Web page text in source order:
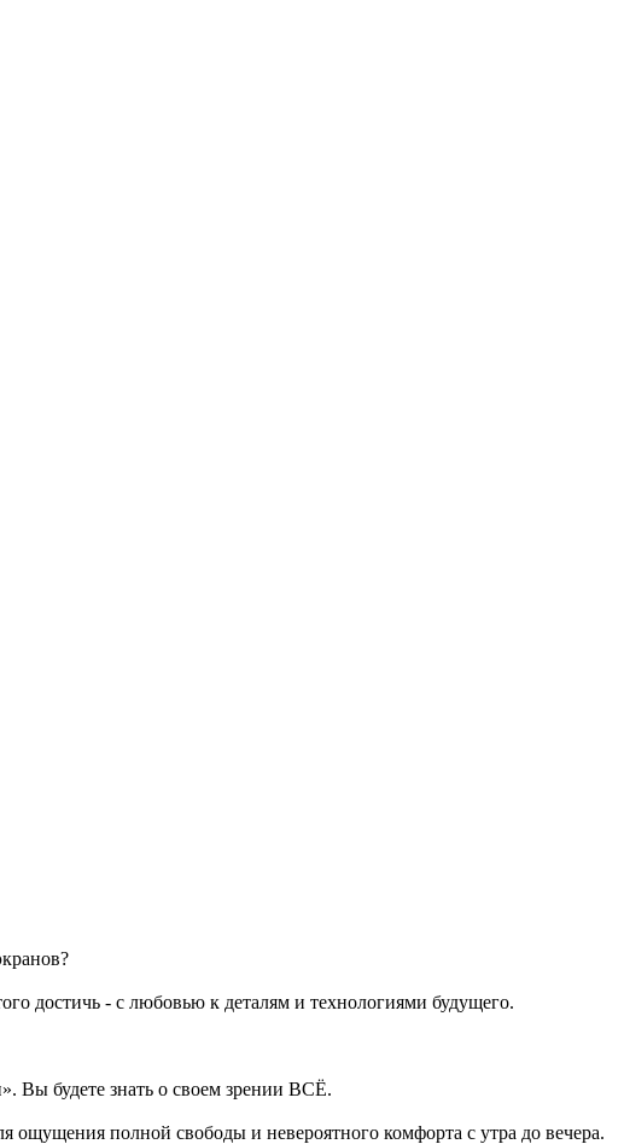
достичь - с любовью к деталям и технологиями будущего.
Вы будете знать о своем зрении ВСЁ.
полной свободы и невероятного комфорта с утра до вечера.